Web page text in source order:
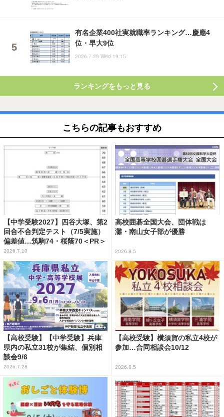
有名企業400社実就職率ランキング…慶應4
位・早大9位
2026.7.29 Wed 19:15
ランキングをもっと見る
こちらの記事もおすすめ
【中学受験2027】四谷大塚、第2
回合不合判定テスト（7/5実施）
偏差値…筑駒74・桜蔭70＜PR＞
2026.7.10
高校囲碁全国大会、団体戦は
灘・南山女子部が優勝
2026.8.5
【高校受験】【中学受験】兵庫
県内の私立31校が集結、個別相
談会9/6
2026.7.28
【高校受験】横須賀の私立4校が
参加…合同相談会10/12
2026.8.5